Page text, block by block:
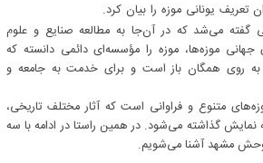
یونانی موزه را بیان کرد.
گفته می‌شد که در آن‌جا به مطالعه صنایع و علوم
جهانی موزه‌ها، موزه را مؤسسه‌ای دائمی دانسته که
به روی همگان باز است و برای خدمت به جامعه و
متنوع و فراوانی است که آثار مختلف تاریخی،
گذاشته می‌شود. در همین راستا در ادامه با سه
مشهد آشنا می‌شویم.